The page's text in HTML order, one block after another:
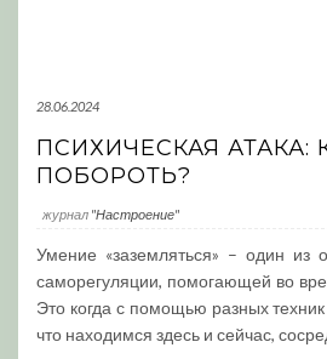
28.06.2024
ПСИХИЧЕСКАЯ АТАКА:
ПОБОРОТЬ?
журнал "Настроение"
Умение «заземляться» – один из
саморегуляции, помогающей во
Это когда с помощью разных
что находимся здесь и сейчас,